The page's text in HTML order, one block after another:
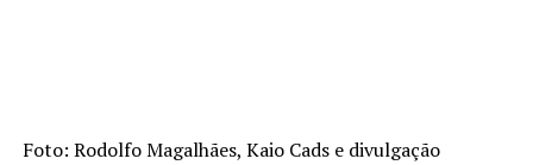
Foto: Rodolfo Magalhães, Kaio Cads e divulgação